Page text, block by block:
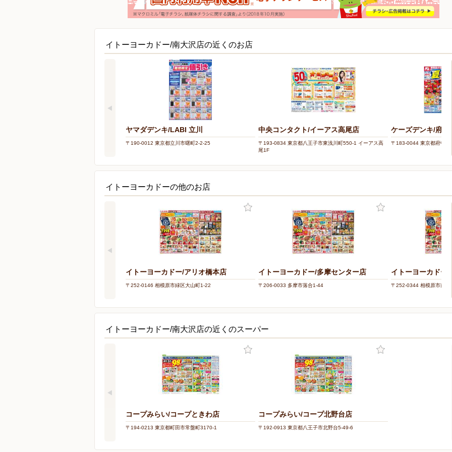
イトーヨーカドー/南大沢店の近くのお店
ヤマダデンキ/LABI 立川
〒190-0012 東京都立川市曙町2-2-25
中央コンタクト/イーアス高尾店
〒193-0834 東京都八王子市東浅川町550-1 イーアス高
尾1F
ケーズデンキ/府中
〒183-0044 東京都府中市
イトーヨーカドーの他のお店
イトーヨーカドー/アリオ橋本店
〒252-0146 相模原市緑区大山町1-22
イトーヨーカドー/多摩センター店
〒206-0033 多摩市落合1-44
イトーヨーカドー/
〒252-0344 相模原市南区
イトーヨーカドー/南大沢店の近くのスーパー
コープみらい/コープときわ店
〒194-0213 東京都町田市常盤町3170-1
コープみらい/コープ北野台店
〒192-0913 東京都八王子市北野台5-49-6